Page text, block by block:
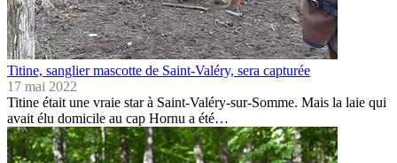
Titine, sanglier mascotte de Saint-Valéry, sera capturée
17 mai 2022
Titine était une vraie star à Saint-Valéry-sur-Somme. Mais la laie qui
avait élu domicile au cap Hornu a été…